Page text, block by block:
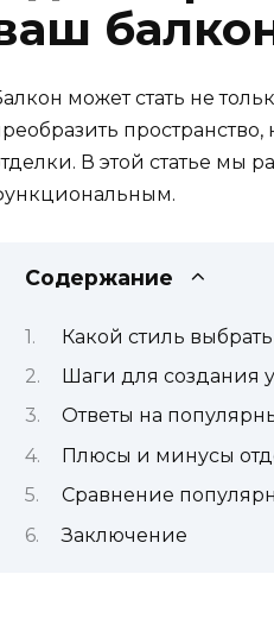
может стать не
пространство,
В этой статье мы
Содержание
Какой стиль
Шаги для создания
Ответы на
Плюсы и минусы
Сравнение
Заключение